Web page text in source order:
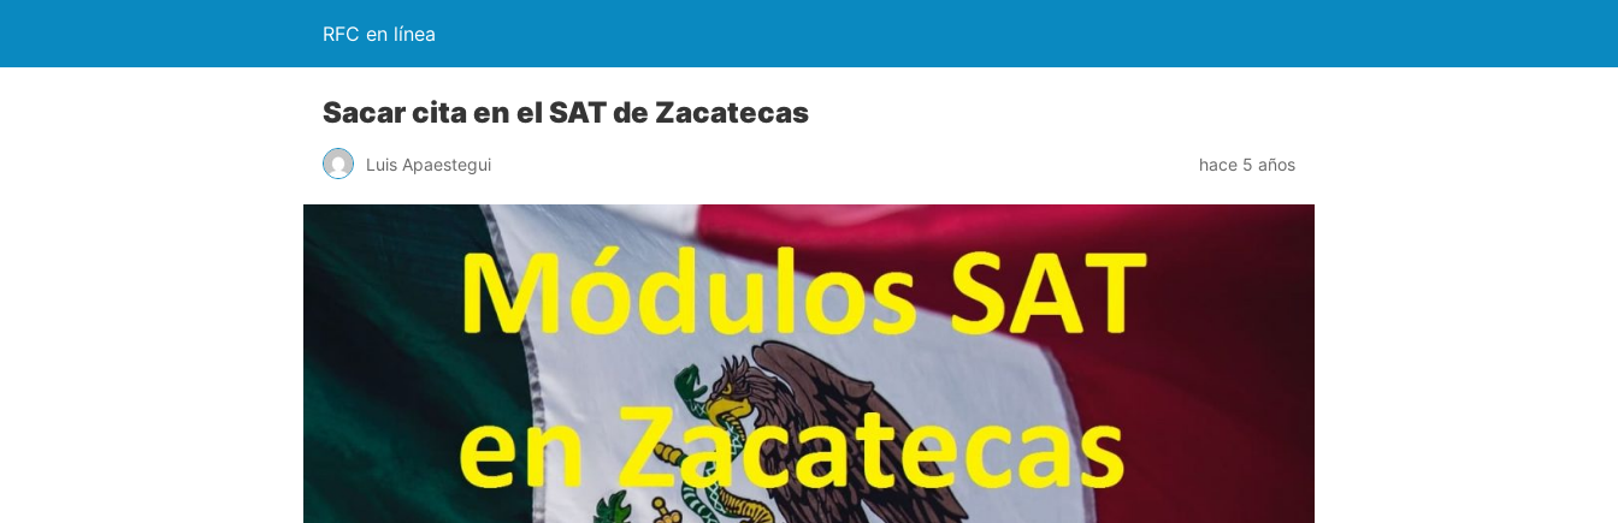
RFC en línea
Sacar cita en el SAT de Zacatecas
Luis Apaestegui hace 5 años